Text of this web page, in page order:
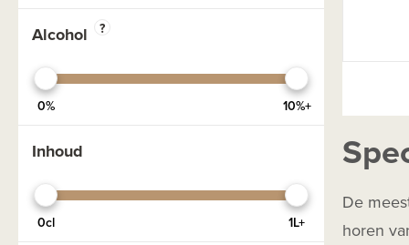
Black IPA
Donker
Exclusief
Alcohol ?
0% 10%+
Inhoud
0cl 1L+
De
horen